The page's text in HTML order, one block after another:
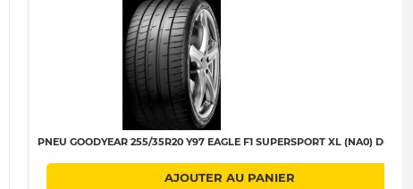
PNEU GOODYEAR 255/35R20 Y97 EAGLE F1 SUPERSPORT XL (NA0) D-B-B-
AJOUTER AU PANIER